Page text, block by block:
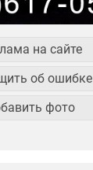
на сайте
об ошибке
фото